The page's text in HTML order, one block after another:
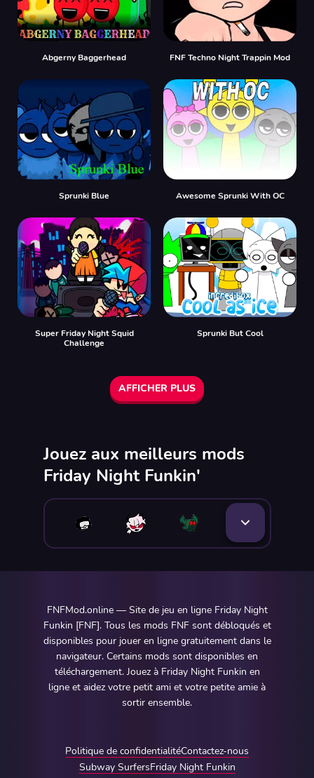
Abgerny Baggerhead FNF Techno Night Trappin Mod
Sprunki Blue Awesome Sprunki With OC
Super Friday Night Squid
Challenge
Sprunki But Cool
AFFICHER PLUS
Jouez aux meilleurs mods
Friday Night Funkin'
FNFMod.online — Site de jeu en ligne Friday Night
Funkin [FNF]. Tous les mods FNF sont débloqués et
disponibles pour jouer en ligne gratuitement dans le
navigateur. Certains mods sont disponibles en
téléchargement. Jouez à Friday Night Funkin en
ligne et aidez votre petit ami et votre petite amie à
sortir ensemble.
Politique de confidentialitéContactez-nous
Subway SurfersFriday Night Funkin